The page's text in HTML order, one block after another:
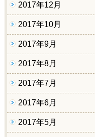
2017年12月
2017年10月
2017年9月
2017年8月
2017年7月
2017年6月
2017年5月